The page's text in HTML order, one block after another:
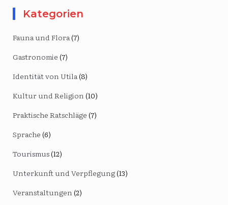
Kategorien
Fauna und Flora(7)
Gastronomie (7)
Identität von Utila(8)
Kultur und Religion (10)
Praktische Ratschläge (7)
Sprache (6)
Tourismus(12)
Unterkunft und Verpflegung(13)
Veranstaltungen (2)